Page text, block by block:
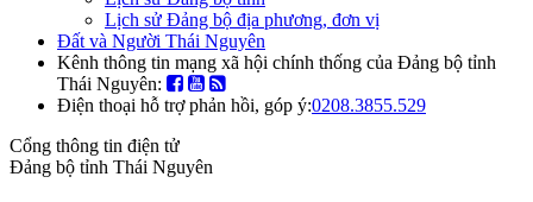
Lịch sử Đảng bộ địa phương, đơn vị
Đất và Người Thái Nguyên
Kênh thông tin mạng xã hội chính thống của Đảng bộ tỉnh
Thái Nguyên:
Điện thoại hỗ trợ phản hồi, góp ý:0208.3855.529
Cổng thông tin điện tử
Đảng bộ tỉnh Thái Nguyên